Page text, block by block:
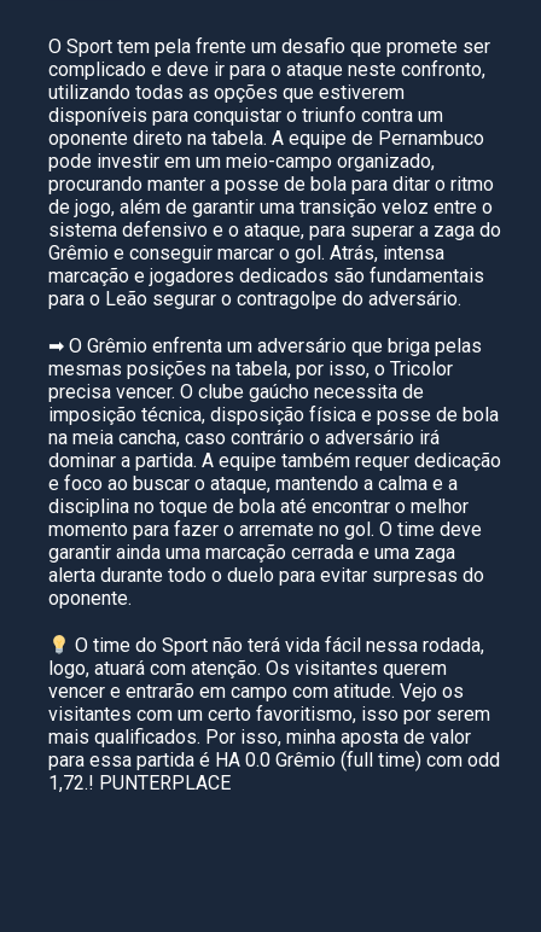
O Sport tem pela frente um desafio que promete ser
complicado e deve ir para o ataque neste confronto,
utilizando todas as opções que estiverem
disponíveis para conquistar o triunfo contra um
oponente direto na tabela. A equipe de Pernambuco
pode investir em um meio-campo organizado,
procurando manter a posse de bola para ditar o ritmo
de jogo, além de garantir uma transição veloz entre o
sistema defensivo e o ataque, para superar a zaga do
Grêmio e conseguir marcar o gol. Atrás, intensa
marcação e jogadores dedicados são fundamentais
para o Leão segurar o contragolpe do adversário.
➡ O Grêmio enfrenta um adversário que briga pelas
mesmas posições na tabela, por isso, o Tricolor
precisa vencer. O clube gaúcho necessita de
imposição técnica, disposição física e posse de bola
na meia cancha, caso contrário o adversário irá
dominar a partida. A equipe também requer dedicação
e foco ao buscar o ataque, mantendo a calma e a
disciplina no toque de bola até encontrar o melhor
momento para fazer o arremate no gol. O time deve
garantir ainda uma marcação cerrada e uma zaga
alerta durante todo o duelo para evitar surpresas do
oponente.
O time do Sport não terá vida fácil nessa rodada,
logo, atuará com atenção. Os visitantes querem
vencer e entrarão em campo com atitude. Vejo os
visitantes com um certo favoritismo, isso por serem
mais qualificados. Por isso, minha aposta de valor
para essa partida é HA 0.0 Grêmio (full time) com odd
1,72.! PUNTERPLACE